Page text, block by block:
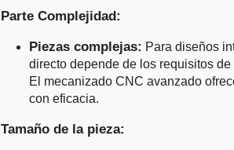
Parte Complejidad:
Piezas complejas: Para diseños
directo depende de los requisitos
El mecanizado CNC avanzado
con eficacia.
Tamaño de la pieza: